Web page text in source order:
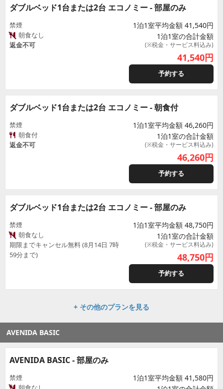
ダブルベッド1台または2台 エコノミー - 部屋のみ
禁煙
朝食なし
返金不可
1泊1室平均金額 41,540円
1泊1室の合計金額
(※税金・サービス料込み)
41,540円
予約する
ダブルベッド1台または2台 エコノミー - 朝食付
禁煙
朝食付
返金不可
1泊1室平均金額 46,260円
1泊1室の合計金額
(※税金・サービス料込み)
46,260円
予約する
ダブルベッド1台または2台 エコノミー - 部屋のみ
禁煙
朝食なし
期限までキャンセル無料 (8月14日 7時
59分まで)
1泊1室平均金額 48,750円
1泊1室の合計金額
(※税金・サービス料込み)
48,750円
予約する
+ その他のプランを見る
AVENIDA BASIC
AVENIDA BASIC - 部屋のみ
禁煙
1泊1室平均金額 41,580円